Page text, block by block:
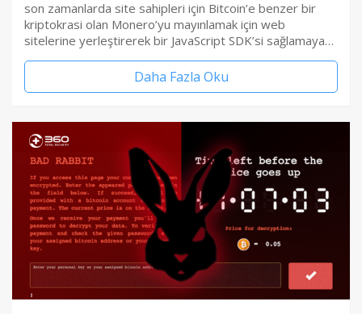
son zamanlarda site sahipleri için Bitcoin’e benzer bir
kriptokrasi olan Monero’yu mayınlamak için web
sitelerine yerleştirerek bir JavaScript SDK’si sağlamaya…
Daha Fazla Oku